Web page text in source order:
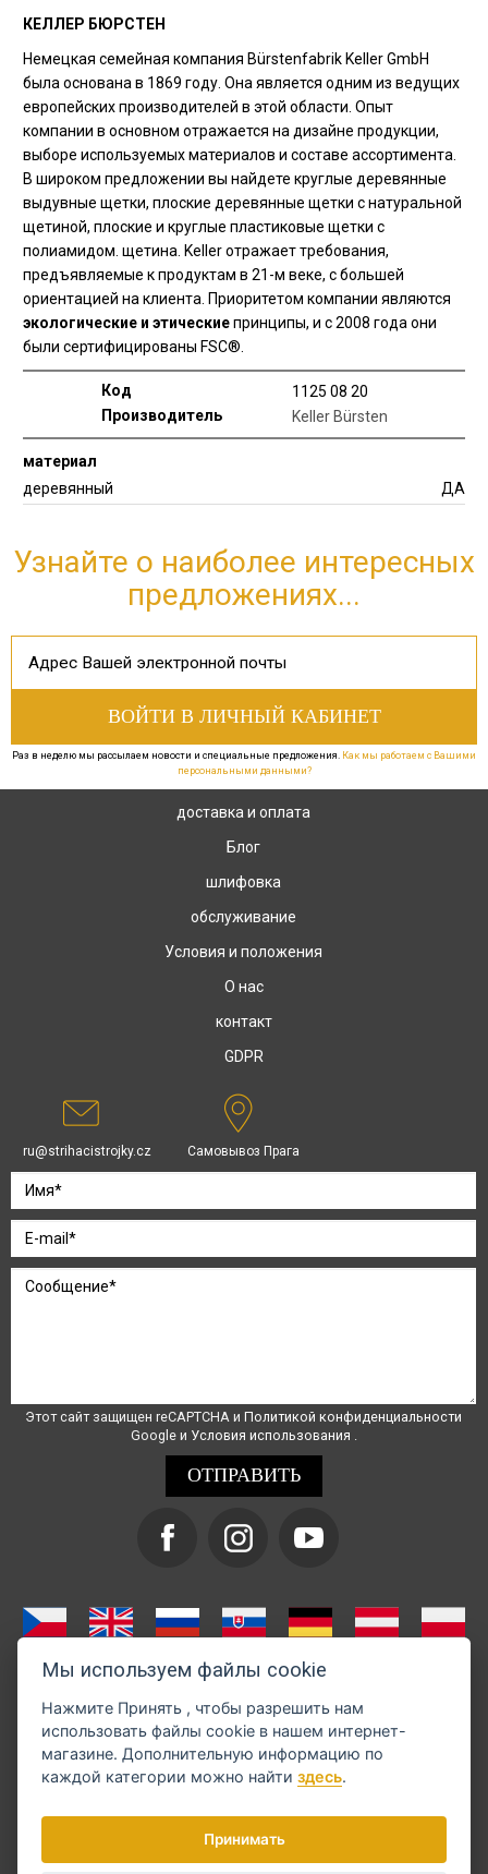
КЕЛЛЕР БЮРСТЕН
Немецкая семейная компания Bürstenfabrik Keller GmbH
была основана в 1869 году. Она является одним из ведущих
европейских производителей в этой области. Опыт
компании в основном отражается на дизайне продукции,
выборе используемых материалов и составе ассортимента.
В широком предложении вы найдете круглые деревянные
выдувные щетки, плоские деревянные щетки с натуральной
щетиной, плоские и круглые пластиковые щетки с
полиамидом. щетина. Keller отражает требования,
предъявляемые к продуктам в 21-м веке, с большей
ориентацией на клиента. Приоритетом компании являются
экологические и этическиепринципы, и с 2008 года они
были сертифицированы FSC®.
Код
1125 08 20
Производитель
Keller Bürsten
материал
деревянный
ДА
Узнайте о наиболее интересных
предложениях...
Раз в неделю мы рассылаем новости и специальные предложения. Как мы работаем с Вашими
персональными данными?
доставка и оплата
Блог
шлифовка
обслуживание
Условия и положения
О нас
контакт
GDPR
ru@strihacistrojky.cz Самовывоз Прага
Этот сайт защищен reCAPTCHA и Политикой конфиденциальности
Google и Условия использования .
Оплату можно произвести через GoPay
Мы используем файлы cookie
Нажмите Принять , чтобы разрешить нам
использовать файлы cookie в нашем интернет-
магазине. Дополнительную информацию по
каждой категории можно найтиздесь.
Принимать